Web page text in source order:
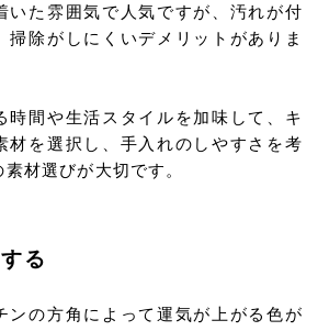
いた雰囲気で人気ですが、汚れが付
掃除がしにくいデメリットがありま
時間や生活スタイルを加味して、キ
材を選択し、手入れのしやすさを考
材選びが大切です。
る
ンの方角によって運気が上がる色が